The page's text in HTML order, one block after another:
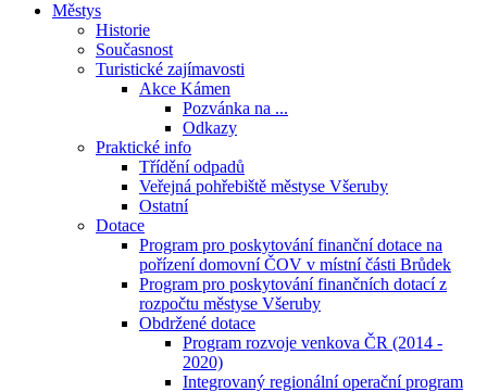
Městys
Historie
Současnost
Turistické zajímavosti
Akce Kámen
Pozvánka na ...
Odkazy
Praktické info
Třídění odpadů
Veřejná pohřebiště městyse Všeruby
Ostatní
Dotace
Program pro poskytování finanční dotace na
pořízení domovní ČOV v místní části Brůdek
Program pro poskytování finančních dotací z
rozpočtu městyse Všeruby
Obdržené dotace
Program rozvoje venkova ČR (2014 -
2020)
Integrovaný regionální operační program